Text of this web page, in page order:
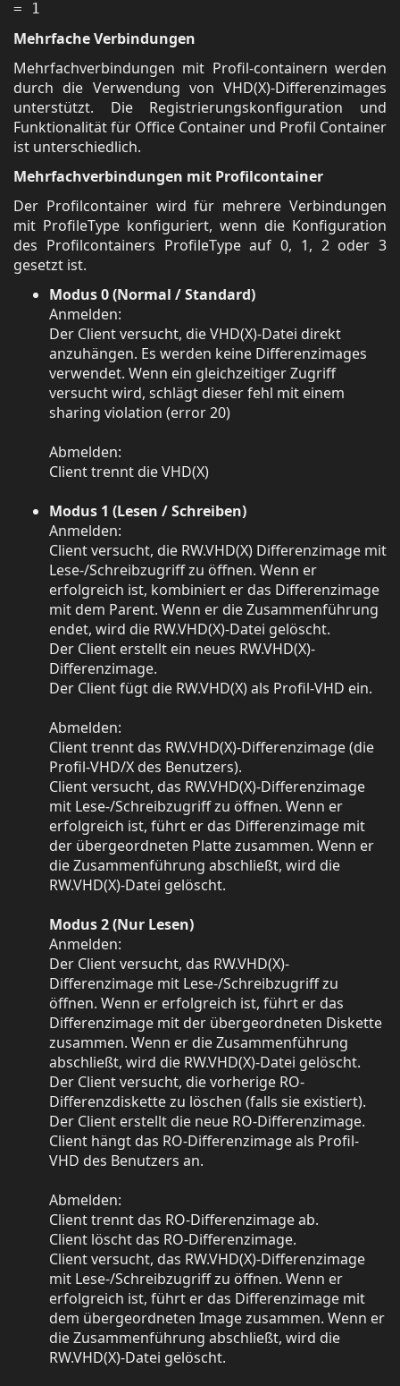
= 1
Mehrfache Verbindungen
Mehrfachverbindungen mit Profil-containern werden
durch die Verwendung von VHD(X)-Differenzimages
unterstützt. Die Registrierungskonfiguration und
Funktionalität für Office Container und Profil Container
ist unterschiedlich.
Mehrfachverbindungen mit Profilcontainer
Der Profilcontainer wird für mehrere Verbindungen
mit ProfileType konfiguriert, wenn die Konfiguration
des Profilcontainers ProfileType auf 0, 1, 2 oder 3
gesetzt ist.
Modus 0 (Normal / Standard)
Anmelden:
Der Client versucht, die VHD(X)-Datei direkt
anzuhängen. Es werden keine Differenzimages
verwendet. Wenn ein gleichzeitiger Zugriff
versucht wird, schlägt dieser fehl mit einem
sharing violation (error 20)
Abmelden:
Client trennt die VHD(X)
Modus 1 (Lesen / Schreiben)
Anmelden:
Client versucht, die RW.VHD(X) Differenzimage mit
Lese-/Schreibzugriff zu öffnen. Wenn er
erfolgreich ist, kombiniert er das Differenzimage
mit dem Parent. Wenn er die Zusammenführung
endet, wird die RW.VHD(X)-Datei gelöscht.
Der Client erstellt ein neues RW.VHD(X)-
Differenzimage.
Der Client fügt die RW.VHD(X) als Profil-VHD ein.
Abmelden:
Client trennt das RW.VHD(X)-Differenzimage (die
Profil-VHD/X des Benutzers).
Client versucht, das RW.VHD(X)-Differenzimage
mit Lese-/Schreibzugriff zu öffnen. Wenn er
erfolgreich ist, führt er das Differenzimage mit
der übergeordneten Platte zusammen. Wenn er
die Zusammenführung abschließt, wird die
RW.VHD(X)-Datei gelöscht.
Modus 2 (Nur Lesen)
Anmelden:
Der Client versucht, das RW.VHD(X)-
Differenzimage mit Lese-/Schreibzugriff zu
öffnen. Wenn er erfolgreich ist, führt er das
Differenzimage mit der übergeordneten Diskette
zusammen. Wenn er die Zusammenführung
abschließt, wird die RW.VHD(X)-Datei gelöscht.
Der Client versucht, die vorherige RO-
Differenzdiskette zu löschen (falls sie existiert).
Der Client erstellt die neue RO-Differenzimage.
Client hängt das RO-Differenzimage als Profil-
VHD des Benutzers an.
Abmelden:
Client trennt das RO-Differenzimage ab.
Client löscht das RO-Differenzimage.
Client versucht, das RW.VHD(X)-Differenzimage
mit Lese-/Schreibzugriff zu öffnen. Wenn er
erfolgreich ist, führt er das Differenzimage mit
dem übergeordneten Image zusammen. Wenn er
die Zusammenführung abschließt, wird die
RW.VHD(X)-Datei gelöscht.